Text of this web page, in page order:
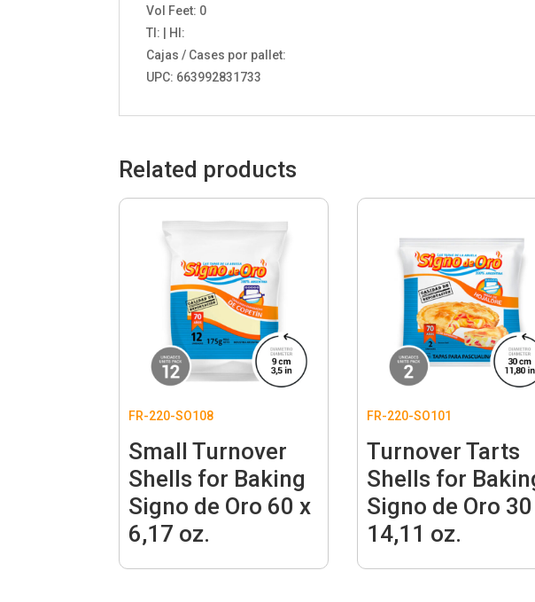
Vol Feet: 0
TI: | HI:
Cajas / Cases por pallet:
UPC: 663992831733
Related products
FR-220-SO108
Small Turnover
Shells for Baking
Signo de Oro 60 x
6,17 oz.
FR-220-SO101
Turnover Tarts
Shells for
Signo de Oro
14,11 oz.